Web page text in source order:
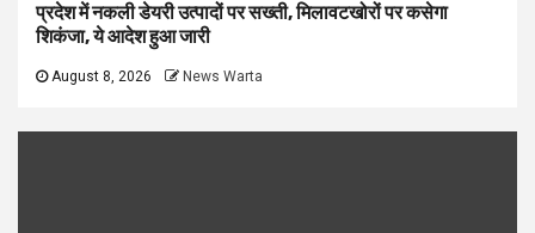
प्रदेश में नकली डेयरी उत्पादों पर सख्ती, मिलावटखोरों पर कसेगा
शिकंजा, ये आदेश हुआ जारी
August 8, 2026 News Warta